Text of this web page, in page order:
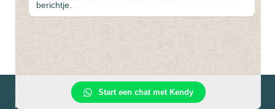
© 2026 Schuttingkampioen
Privacyverklaring Algemene voorwaarden
berichtje.
Start een chat met Kendy